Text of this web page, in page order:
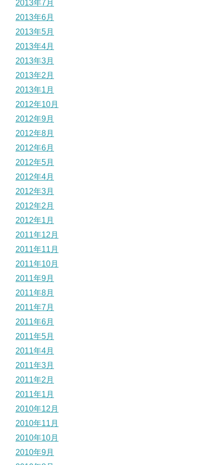
2013年7月
2013年6月
2013年5月
2013年4月
2013年3月
2013年2月
2013年1月
2012年10月
2012年9月
2012年8月
2012年6月
2012年5月
2012年4月
2012年3月
2012年2月
2012年1月
2011年12月
2011年11月
2011年10月
2011年9月
2011年8月
2011年7月
2011年6月
2011年5月
2011年4月
2011年3月
2011年2月
2011年1月
2010年12月
2010年11月
2010年10月
2010年9月